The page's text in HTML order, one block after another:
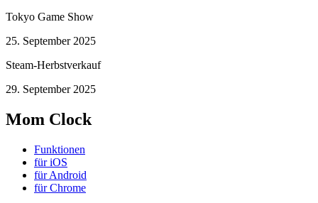
Tokyo Game Show
25. September 2025
Steam-Herbstverkauf
29. September 2025
Mom Clock
Funktionen
für iOS
für Android
für Chrome